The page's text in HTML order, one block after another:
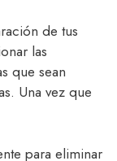
de tus
las
que sean
Una vez que
para eliminar